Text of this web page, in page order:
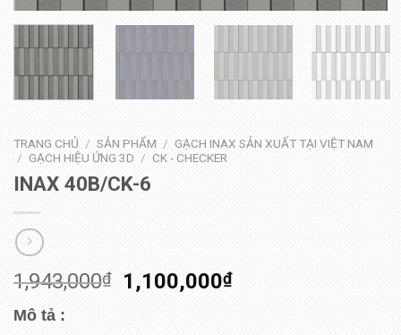
TRANG CHỦ / SẢN PHẨM / GẠCH INAX SẢN XUẤT TẠI VIỆT NAM
/ GẠCH HIỆU ỨNG 3D / CK - CHECKER
INAX 40B/CK-6
1,943,000₫ 1,100,000₫
Mô tả :